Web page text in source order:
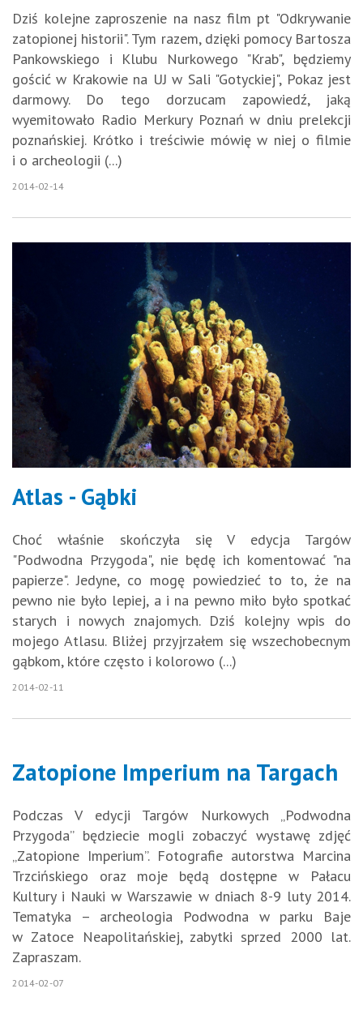
Dziś kolejne zaproszenie na nasz film pt "Odkrywanie
zatopionej historii". Tym razem, dzięki pomocy Bartosza
Pankowskiego i Klubu Nurkowego "Krab", będziemy
gościć w Krakowie na UJ w Sali "Gotyckiej", Pokaz jest
darmowy. Do tego dorzucam zapowiedź, jaką
wyemitowało Radio Merkury Poznań w dniu prelekcji
poznańskiej. Krótko i treściwie mówię w niej o filmie
i o archeologii (...)
2014-02-14
Atlas - Gąbki
Choć właśnie skończyła się V edycja Targów
"Podwodna Przygoda", nie będę ich komentować "na
papierze". Jedyne, co mogę powiedzieć to to, że na
pewno nie było lepiej, a i na pewno miło było spotkać
starych i nowych znajomych. Dziś kolejny wpis do
mojego Atlasu. Bliżej przyjrzałem się wszechobecnym
gąbkom, które często i kolorowo (...)
2014-02-11
Zatopione Imperium na Targach
Podczas V edycji Targów Nurkowych „Podwodna
Przygoda” będziecie mogli zobaczyć wystawę zdjęć
„Zatopione Imperium”. Fotografie autorstwa Marcina
Trzcińskiego oraz moje będą dostępne w Pałacu
Kultury i Nauki w Warszawie w dniach 8-9 luty 2014.
Tematyka – archeologia Podwodna w parku Baje
w Zatoce Neapolitańskiej, zabytki sprzed 2000 lat.
Zapraszam.
2014-02-07